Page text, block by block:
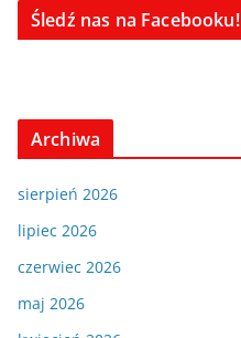
Śledź nas na Facebooku!
Archiwa
sierpień 2026
lipiec 2026
czerwiec 2026
maj 2026